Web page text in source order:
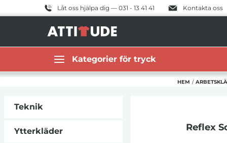
Låt oss hjälpa dig — 031 - 13 41 41 Kontakta oss
Kategorier för tryck
HEM /
Teknik
Ytterkläder Reflex